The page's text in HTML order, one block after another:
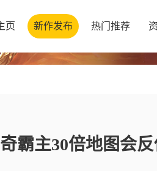
页 新作发布 热门推荐
霸主30倍地图会